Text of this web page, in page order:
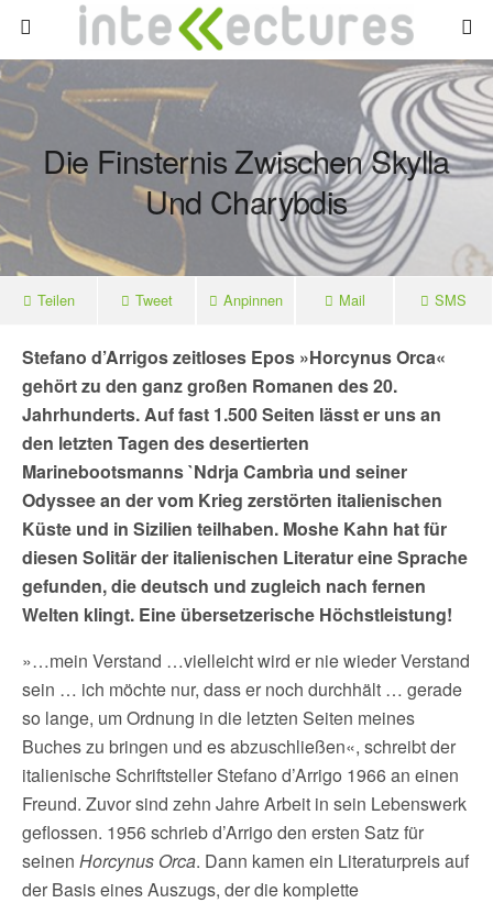
Die Finsternis Zwischen Skylla
Und Charybdis
Teilen Tweet Anpinnen Mail SMS
Stefano d’Arrigos zeitloses Epos »Horcynus Orca«
gehört zu den ganz großen Romanen des 20.
Jahrhunderts. Auf fast 1.500 Seiten lässt er uns an
den letzten Tagen des desertierten
Marinebootsmanns `Ndrja Cambrìa und seiner
Odyssee an der vom Krieg zerstörten italienischen
Küste und in Sizilien teilhaben. Moshe Kahn hat für
diesen Solitär der italienischen Literatur eine Sprache
gefunden, die deutsch und zugleich nach fernen
Welten klingt. Eine übersetzerische Höchstleistung!
»…mein Verstand …vielleicht wird er nie wieder Verstand
sein … ich möchte nur, dass er noch durchhält … gerade
so lange, um Ordnung in die letzten Seiten meines
Buches zu bringen und es abzuschließen«, schreibt der
italienische Schriftsteller Stefano d’Arrigo 1966 an einen
Freund. Zuvor sind zehn Jahre Arbeit in sein Lebenswerk
geflossen. 1956 schrieb d’Arrigo den ersten Satz für
seinen Horcynus Orca. Dann kamen ein Literaturpreis auf
der Basis eines Auszugs, der die komplette